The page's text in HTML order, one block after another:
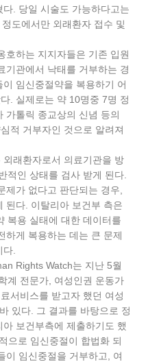
. 당일 시술도 가능하다고는
도에서만 외래환자 접수 및
호하는 지지자들은 기존 입원
기관에서 낙태를 거부하는 경
임신중절약을 복용하기 어
. 실제로는 약 10명중 7명 정
가톨릭 종교상의 신념 등의
적 거부자인 것으로 알려져
래환자로서 의료기관을 방
적인 상태를 검사 받게 된다.
제가 없다고 판단되는 경우,
된다. 이탈리아 보건부 측은
복용 실태에 대한 데이터를
하게 복용하는 데는 큰 문제
.
Rights Watch는 지난 5월
계 전문가, 여성인권 운동가
서비스를 받고자 했던 여성
있다. 그 결과를 바탕으로 정
보건부측에 제출하기도 했
으로 임신중절이 합법화 되
이 임신중절을 거부하고, 여